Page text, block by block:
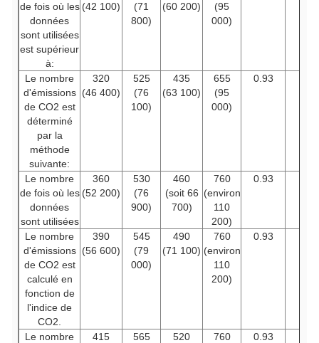
de fois où les
données
sont utilisées
est supérieur
à:
(42 100)
(71
800)
(60 200)
(95
000)
Le nombre
d'émissions
de CO2 est
déterminé
par la
méthode
suivante:
320
(46 400)
525
(76
100)
435
(63 100)
655
(95
000)
0.93
Le nombre
de fois où les
données
sont utilisées
360
(52 200)
530
(76
900)
460
(soit 66
700)
760
(environ
110
200)
0.93
Le nombre
d'émissions
de CO2 est
calculé en
fonction de
l'indice de
CO2.
390
(56 600)
545
(79
000)
490
(71 100)
760
(environ
110
200)
0.93
Le nombre
415
565
520
760
0.93